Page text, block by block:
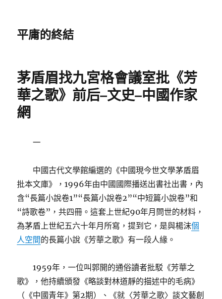
平庸的終結
茅盾眉找九宮格會議室批《芳
華之歌》前后–文史–中國作家
網
一
中國古代文學館編選的《中國現今世文學茅盾眉
批本文庫》，1996年由中國國際播送出書社出書，內
含“長篇小說卷1”“長篇小說卷2”“中短篇小說卷”和
“詩歌卷”，共四冊。這套上世紀90年月問世的材料，
為茅盾上世紀五六十年月所寫，提到它，是與楊沫個
人空間的長篇小說《芳華之歌》有一段人緣。
1959年，一位叫郭開的通俗讀者批駁《芳華之
歌》，他持續頒發《略談對林道靜的描述中的毛病》
（《中國青年》第2期）、《就〈芳華之歌〉談文藝創